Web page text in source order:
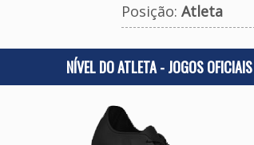
Posição: Atleta
NÍVEL DO ATLETA - JOGOS OFICIAIS